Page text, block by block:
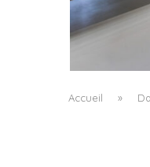
ISSEY
PLI
Accueil »